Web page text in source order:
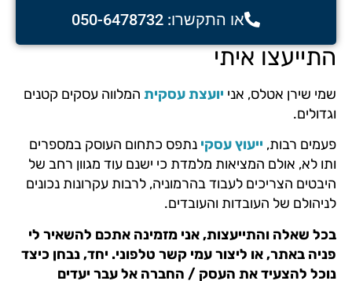
או התקשרו: 050-6478732
התייעצו איתי
שמי שירן אטלס, אני יועצת עסקית המלווה עסקים קטנים
וגדולים.
פעמים רבות, ייעוץ עסקי נתפס כתחום העוסק במספרים
ותו לא, אולם המציאות מלמדת כי ישנם עוד מגוון רחב של
היבטים הצריכים לעבוד בהרמוניה, לרבות עקרונות נכונים
לניהולם של העובדות והעובדים.
בכל שאלה והתייעצות, אני מזמינה אתכם להשאיר לי
פניה באתר, או ליצור עמי קשר טלפוני. יחד, נבחן כיצד
נוכל להצעיד את העסק / החברה אל עבר יעדים